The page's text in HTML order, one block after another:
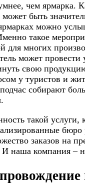
чем ярмарка.
может быть
можно
такое
для многих
может провести
свою
у туристов и
собирают
такой услуги,
бюро
заказов на
И наша компания –